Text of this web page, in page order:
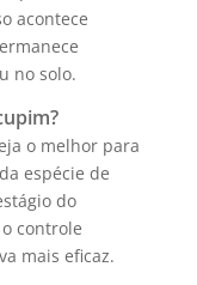
acontece
no solo.
o melhor para
espécie de
do
controle
mais eficaz.